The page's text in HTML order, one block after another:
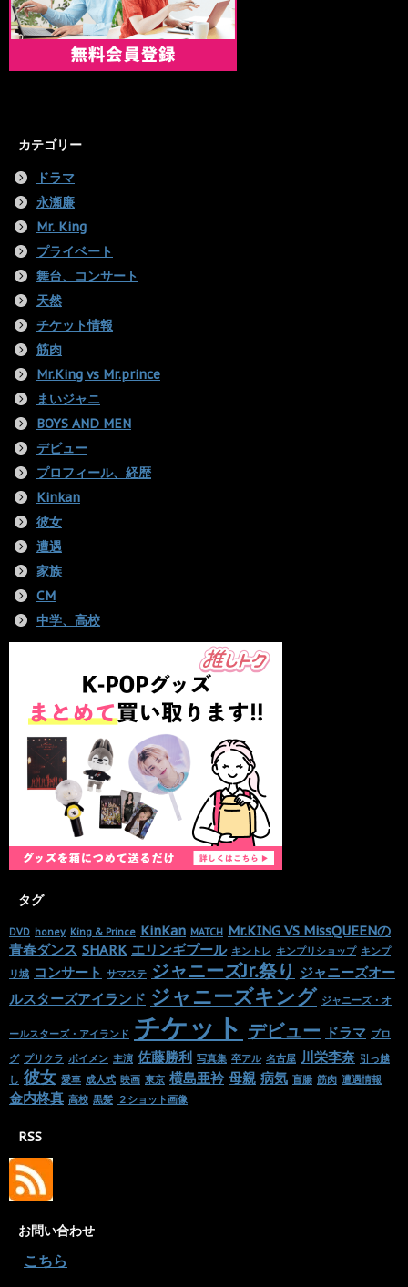
カテゴリー
ドラマ
永瀬廉
Mr. King
プライベート
舞台、コンサート
天然
チケット情報
筋肉
Mr.King vs Mr.prince
まいジャニ
BOYS AND MEN
デビュー
プロフィール、経歴
Kinkan
彼女
遭遇
家族
CM
中学、高校
タグ
DVD honey King & Prince KinKan MATCH Mr.KING VS MissQUEENの
青春ダンス SHARK エリンギプール キントレ キンプリショップ キンプ
リ城 コンサート サマステ ジャニーズJr.祭り ジャニーズオー
ルスターズアイランド ジャニーズキング ジャニーズ・オ
ールスターズ・アイランド チケット デビュー ドラマ ブロ
グ プリクラ ボイメン 主演 佐藤勝利 写真集 卒アル 名古屋 川栄李奈 引っ越
し 彼女 愛車 成人式 映画 東京 横島亜衿 母親 病気 盲腸 筋肉 遭遇情報
金内柊真 高校 黒髪 ２ショット画像
RSS
お問い合わせ
こちら